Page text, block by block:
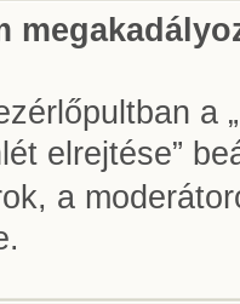
a
elrejtése”
a